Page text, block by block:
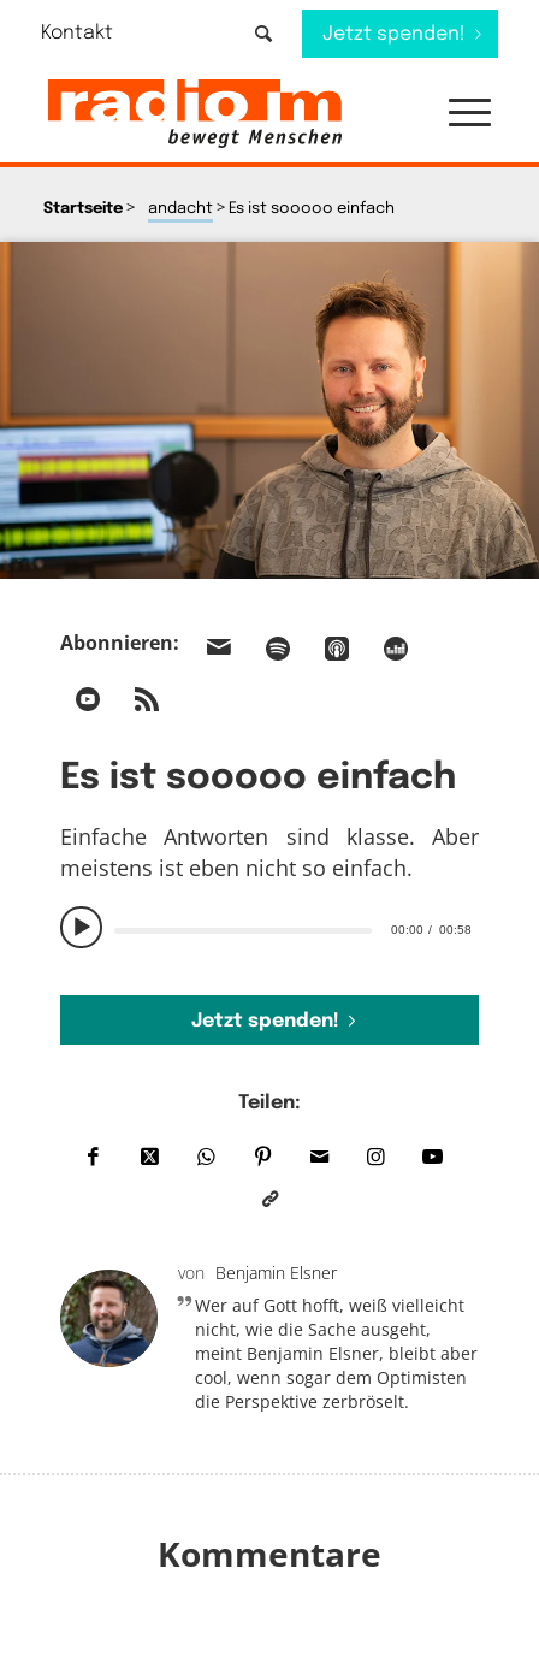
Kontakt Jetzt spenden!
Startseite> andacht> Es ist sooooo einfach
Abonnieren:
Es ist sooooo einfach
00:00 00:58
Einfache Antworten sind klasse. Aber
meistens ist eben nicht so einfach.
Jetzt spenden!
Teilen:
von Benjamin Elsner
Wer auf Gott hofft, weiß vielleicht
nicht, wie die Sache ausgeht,
meint Benjamin Elsner, bleibt aber
cool, wenn sogar dem Optimisten
die Perspektive zerbröselt.
Kommentare